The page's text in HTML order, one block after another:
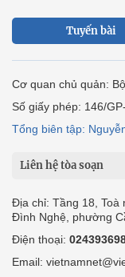
Tuyến bài
Cơ quan chủ quản:
Số giấy phép: 146/
Tổng biên tập:
Liên hệ tòa soạn
Địa chỉ: Tầng 18, Toà
Đình Nghệ, phường
Điện thoại:
Email: